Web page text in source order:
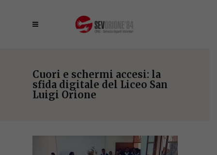
Cuori e schermi accesi: la
sfida digitale del Liceo San
Luigi Orione